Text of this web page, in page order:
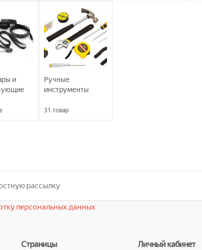
и
Ручные
инструменты
31 товар
персональных данных
Страницы Личный кабинет